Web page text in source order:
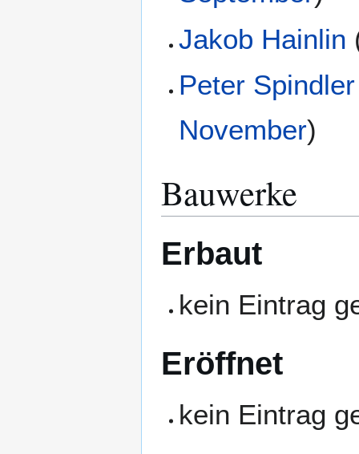
Jakob Hainlin
Peter Spindler
November)
Bauwerke
Erbaut
kein Eintrag
Eröffnet
kein Eintrag